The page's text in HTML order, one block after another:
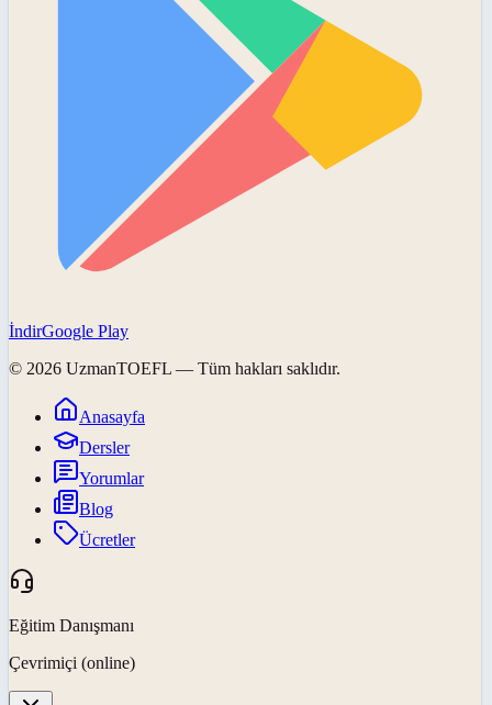
İndirGoogle Play
© 2026 UzmanTOEFL — Tüm hakları saklıdır.
Anasayfa
Dersler
Yorumlar
Blog
Ücretler
Eğitim Danışmanı
Çevrimiçi (online)